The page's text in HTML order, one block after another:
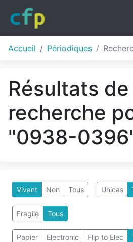
Accueil Périodiques
Résultats de
recherche
"0938-
Vivant Non Tous Unicas
Fragile Tous
Papier Electronic Flip to Elec